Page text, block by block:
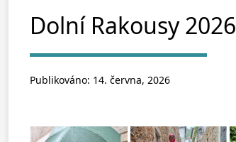
Dolní Rakousy 2026
Publikováno: 14. června, 2026